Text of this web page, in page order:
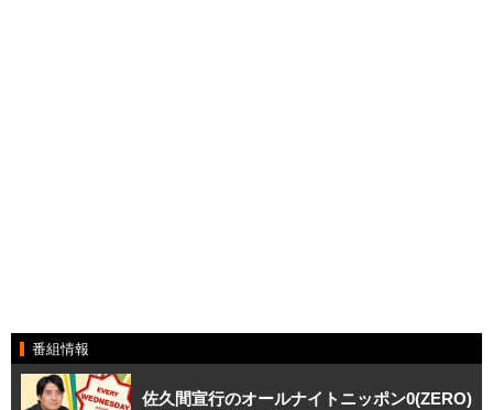
番組情報
佐久間宣行のオールナイトニッポン0(ZERO)